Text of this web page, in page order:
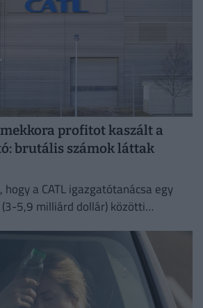
profitot kaszált a
brutális számok láttak
a CATL igazgatótanácsa egy
5,9 milliárd dollár) közötti